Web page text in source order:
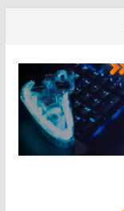
contenido